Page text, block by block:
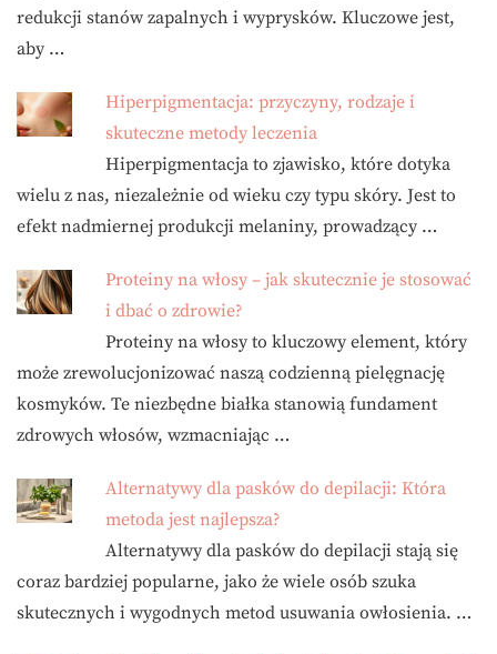
redukcji stanów zapalnych i wyprysków. Kluczowe jest,
aby …
Hiperpigmentacja: przyczyny, rodzaje i
skuteczne metody leczenia
Hiperpigmentacja to zjawisko, które dotyka
wielu z nas, niezależnie od wieku czy typu skóry. Jest to
efekt nadmiernej produkcji melaniny, prowadzący …
Proteiny na włosy – jak skutecznie je stosować
i dbać o zdrowie?
Proteiny na włosy to kluczowy element, który
może zrewolucjonizować naszą codzienną pielęgnację
kosmyków. Te niezbędne białka stanowią fundament
zdrowych włosów, wzmacniając …
Alternatywy dla pasków do depilacji: Która
metoda jest najlepsza?
Alternatywy dla pasków do depilacji stają się
coraz bardziej popularne, jako że wiele osób szuka
skutecznych i wygodnych metod usuwania owłosienia. …